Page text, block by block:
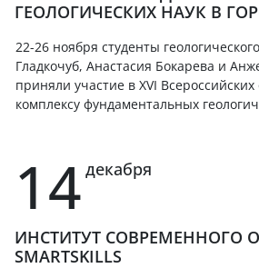
ГЕОЛОГИЧЕСКИХ НАУК В
22-26 ноября студенты
Гладкочуб, Анастасия Бокарева и
приняли участие в XVI
комплексу фундаментальных
14 декабря
ИНСТИТУТ СОВРЕМЕННОГО
SMARTSKILLS